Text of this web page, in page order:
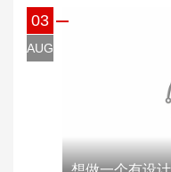
03
AUG